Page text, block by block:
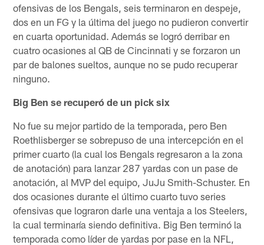
ofensivas de los Bengals, seis terminaron en despeje,
dos en un FG y la última del juego no pudieron convertir
en cuarta oportunidad. Además se logró derribar en
cuatro ocasiones al QB de Cincinnati y se forzaron un
par de balones sueltos, aunque no se pudo recuperar
ninguno.
Big Ben se recuperó de un pick six
No fue su mejor partido de la temporada, pero Ben
Roethlisberger se sobrepuso de una intercepción en el
primer cuarto (la cual los Bengals regresaron a la zona
de anotación) para lanzar 287 yardas con un pase de
anotación, al MVP del equipo, JuJu Smith-Schuster. En
dos ocasiones durante el último cuarto tuvo series
ofensivas que lograron darle una ventaja a los Steelers,
la cual terminaría siendo definitiva. Big Ben terminó la
temporada como líder de yardas por pase en la NFL,